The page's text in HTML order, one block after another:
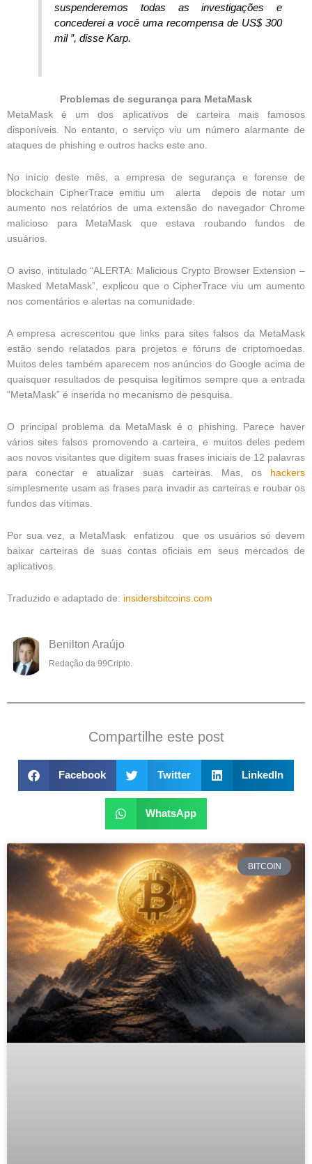
suspenderemos todas as investigações e
concederei a você uma recompensa de US$ 300
mil ”, disse Karp.
Problemas de segurança para MetaMask
MetaMask é um dos aplicativos de carteira mais famosos
disponíveis. No entanto, o serviço viu um número alarmante de
ataques de phishing e outros hacks este ano.
No início deste mês, a empresa de segurança e forense de
blockchain CipherTrace emitiu um alerta depois de notar um
aumento nos relatórios de uma extensão do navegador Chrome
malicioso para MetaMask que estava roubando fundos de
usuários.
O aviso, intitulado “ALERTA: Malicious Crypto Browser Extension –
Masked MetaMask”, explicou que o CipherTrace viu um aumento
nos comentários e alertas na comunidade.
A empresa acrescentou que links para sites falsos da MetaMask
estão sendo relatados para projetos e fóruns de criptomoedas.
Muitos deles também aparecem nos anúncios do Google acima de
quaisquer resultados de pesquisa legítimos sempre que a entrada
“MetaMask” é inserida no mecanismo de pesquisa.
O principal problema da MetaMask é o phishing. Parece haver
vários sites falsos promovendo a carteira, e muitos deles pedem
aos novos visitantes que digitem suas frases iniciais de 12 palavras
para conectar e atualizar suas carteiras. Mas, os
hackers
simplesmente usam as frases para invadir as carteiras e roubar os
fundos das vítimas.
Por sua vez, a MetaMask enfatizou que os usuários só devem
baixar carteiras de suas contas oficiais em seus mercados de
aplicativos.
Traduzido e adaptado de: insidersbitcoins.com
Benilton Araújo
Redação da 99Cripto.
Compartilhe este post
Facebook Twitter LinkedIn
WhatsApp
BITCOIN